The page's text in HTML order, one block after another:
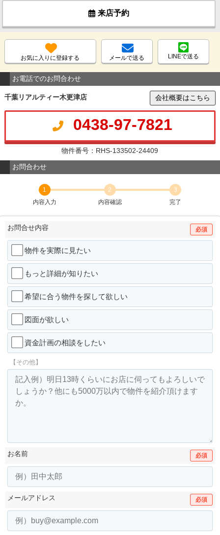
来店予約
お気に入りに登録する メールで送る LINEで送る
お電話でのお問合わせ
千葉リアルティー木更津店 会社概要はこちら
0438-97-7821
物件番号：RHS-133502-24409
お問合わせ
1
内容入力
2
内容確認
3
完了
お問合せ内容 必須
物件を実際に見たい
もっと詳細が知りたい
希望に合う物件を探して欲しい
図面が欲しい
資金計画の相談をしたい
【その他】
お名前 必須
メールアドレス 必須